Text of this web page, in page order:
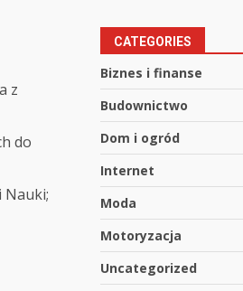
z
do
Nauki;
CATEGORIES
Biznes i finanse
Budownictwo
Dom i ogród
Internet
Moda
Motoryzacja
Uncategorized